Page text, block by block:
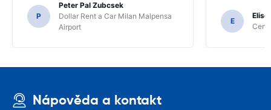
P
Peter Pal Zubcsek
Dollar Rent a Car Milan Malpensa
Airport
E
Nápověda a kontakt